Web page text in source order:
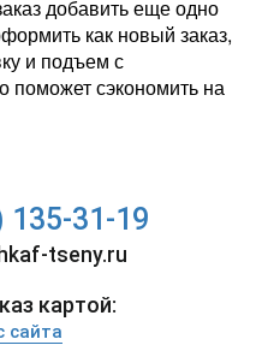
добавить еще одно
как новый заказ,
и подъем с
поможет сэкономить на
135-31-19
tseny.ru
картой:
сайта